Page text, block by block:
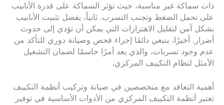
ذات سماكة غير مناسبة، حيث تؤثر السماكة على قدرة الأنابيب
على تحمل الضغط وتجنب التسرب. ثانياً، يفضل تثبيت الأنابيب
بشكل آمن لتقليل الاهتزازات التي يمكن أن تؤدي إلى حدوث
أضرار. أخيرًا، ينبغي دائمًا إجراء فحص وصيانة دوري للتأكد من
عدم وجود تسربات، والذي يعد أمرًا حاسمًا لضمان التشغيل
الأمثل لنظام التكييف المركزي.
أهمية التعاقد مع متخصصين في صيانة وتركيب أنظمة التكييف
تعتبر أنظمة التكييف المركزي من الأدوات الأساسية في توفير